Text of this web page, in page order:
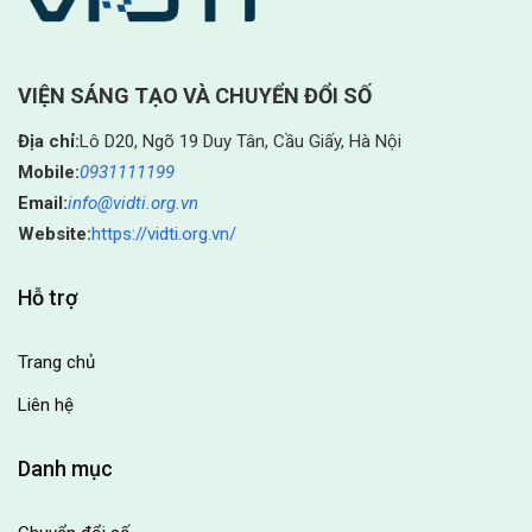
VIỆN SÁNG TẠO VÀ CHUYỂN ĐỔI SỐ
Địa chỉ:Lô D20, Ngõ 19 Duy Tân, Cầu Giấy, Hà Nội
Mobile:0931111199
Email:info@vidti.org.vn
Website:https://vidti.org.vn/
Hỗ trợ
Trang chủ
Liên hệ
Danh mục